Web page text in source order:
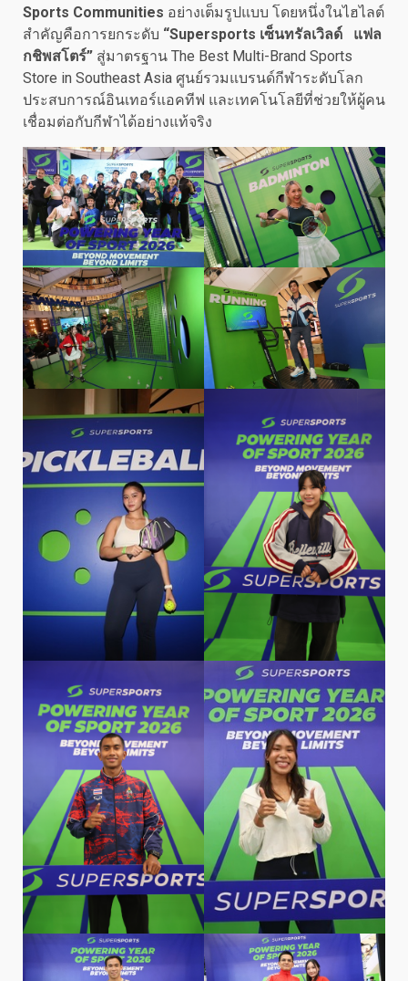
Sports Communities อย่างเต็มรูปแบบ โดยหนึ่งในไฮไลต์
สำคัญคือการยกระดับ “Supersports เซ็นทรัลเวิลด์ แฟล
กชิพสโตร์” สู่มาตรฐาน The Best Multi-Brand Sports
Store in Southeast Asia ศูนย์รวมแบรนด์กีฬาระดับโลก
ประสบการณ์อินเทอร์แอคทีฟ และเทคโนโลยีที่ช่วยให้ผู้คน
เชื่อมต่อกับกีฬาได้อย่างแท้จริง